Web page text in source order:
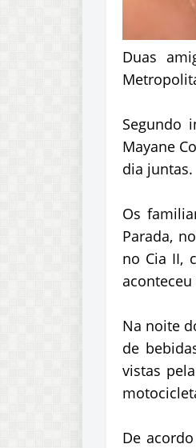
Duas
Segundo
Mayane
dia juntas.
Os
Parada,
no Cia II,
Na noite
de
vistas
De